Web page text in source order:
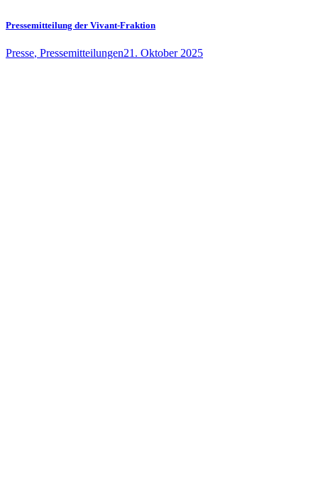
Pressemitteilung der Vivant-Fraktion
Presse, Pressemitteilungen21. Oktober 2025